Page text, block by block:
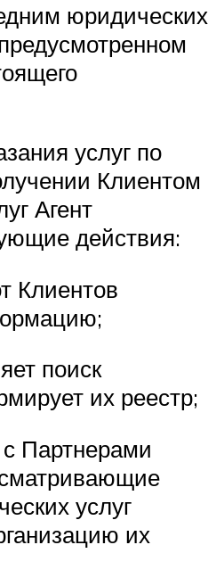
юридических
услуг по
Клиентом
Агент
действия:
Клиентов
поиск
их реестр;
Партнерами
услуг
их